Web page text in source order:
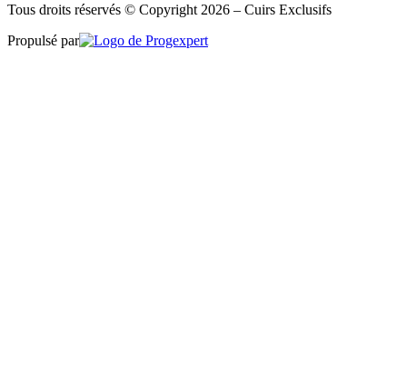
Tous droits réservés © Copyright 2026 – Cuirs Exclusifs
Propulsé par